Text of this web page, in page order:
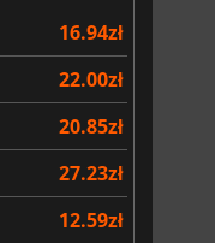
16.94zł
22.00zł
20.85zł
27.23zł
12.59zł